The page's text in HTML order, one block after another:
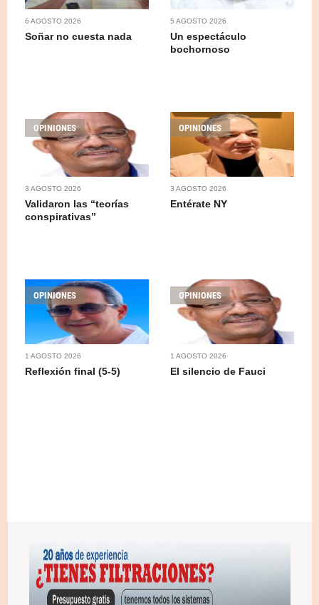
6 AGOSTO 2026
Soñar no cuesta nada
5 AGOSTO 2026
Un espectáculo
bochornoso
OPINIONES
3 AGOSTO 2026
Validaron las “teorías
conspirativas”
OPINIONES
3 AGOSTO 2026
Entérate NY
OPINIONES
1 AGOSTO 2026
Reflexión final (5-5)
OPINIONES
1 AGOSTO 2026
El silencio de Fauci